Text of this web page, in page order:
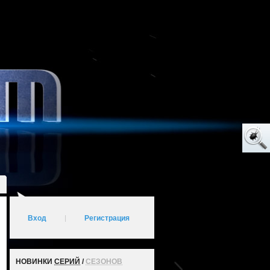
Вход Регистрация
НОВИНКИ СЕРИЙ /СЕЗОНОВ